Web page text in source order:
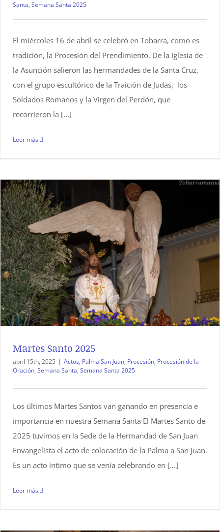
Santa, Semana Santa 2025
El miércoles 16 de abril se celebró en Tobarra, como es
tradición, la Procesión del Prendimiento. De la Iglesia de
la Asunción salieron las hermandades de la Santa Cruz,
con el grupo escultórico de la Traición de Judas, los
Soldados Romanos y la Virgen del Perdón, que
recorrieron la [...]
Leer más
Martes Santo 2025
abril 15th, 2025 | Actos, Palma San Juan, Procesión, Procesión de la
Oración, Semana Santa, Semana Santa 2025
Los últimos Martes Santos van ganando en presencia e
importancia en nuestra Semana Santa El Martes Santo de
2025 tuvimos en la Sede de la Hermandad de San Juan
Envangelista el acto de colocación de la Palma a San Juan.
Es un acto íntimo que se venía celebrando en [...]
Leer más